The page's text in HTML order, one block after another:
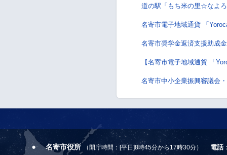
道の駅「もち米の里☆なよ
名寄市電子地域通貨 「
名寄市奨学金返済支援助成
【名寄市電子地域通貨 「
名寄市中小企業振興審議会
名寄市役所 （開庁時間：[平日]8時45分から17時30分） 電話